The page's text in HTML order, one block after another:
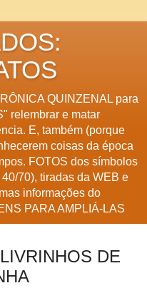
QUINZENAL para
relembrar e matar
E, também (porque
coisas da época
FOTOS dos símbolos
70), tiradas da WEB e
informações do
PARA AMPLIÁ-LAS
DE